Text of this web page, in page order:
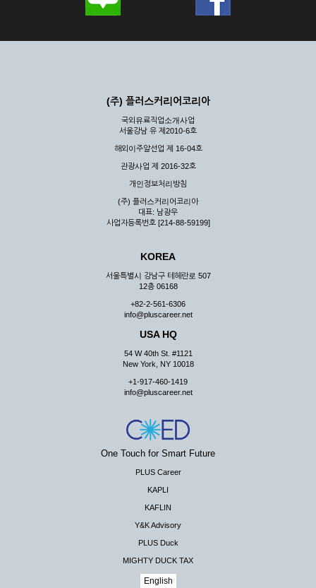
(주) 플러스커리어코리아
국외유료직업소개사업
서울강남 유 제2010-6호
해외이주알선업 제 16-04호
관광사업 제 2016-32호
개인정보처리방침
(주) 플러스커리어코리아
대표: 남광우
사업자등록번호 [214-88-59199]
KOREA
서울특별시 강남구 테헤란로 507
12층 06168
+82-2-561-6306
info@pluscareer.net
USA HQ
54 W 40th St. #1121
New York, NY 10018
+1-917-460-1419
info@pluscareer.net
One Touch for Smart Future
PLUS Career
KAPLI
KAFLIN
Y&K Advisory
PLUS Duck
MIGHTY DUCK TAX
English